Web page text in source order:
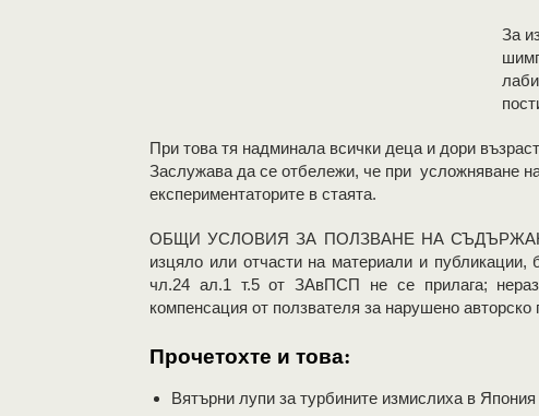
За
При това тя надминала всички деца и дори
Заслужава да се отбележи, че при усложняване
експериментаторите в стаята.
OБЩИ УСЛОВИЯ ЗА ПОЛЗВАНЕ НА
изцяло или отчасти на материали и публикации,
чл.24 ал.1 т.5 от ЗАвПСП не се прилага;
компенсация от ползвателя за нарушено
Прочетохте и това:
Вятърни лупи за турбините измислиха в Япония